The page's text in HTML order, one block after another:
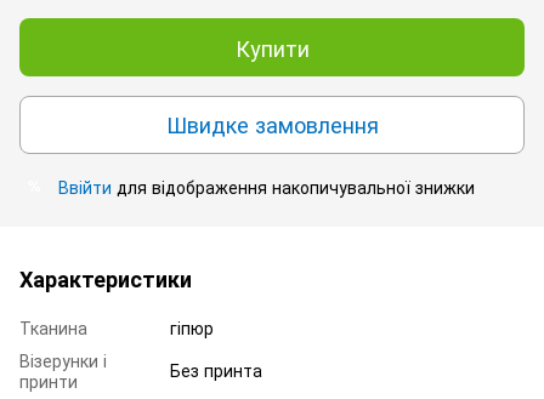
Купити
Швидке замовлення
Ввійти для відображення накопичувальної знижки
Характеристики
Тканина
гіпюр
Візерунки і
принти
Без принта